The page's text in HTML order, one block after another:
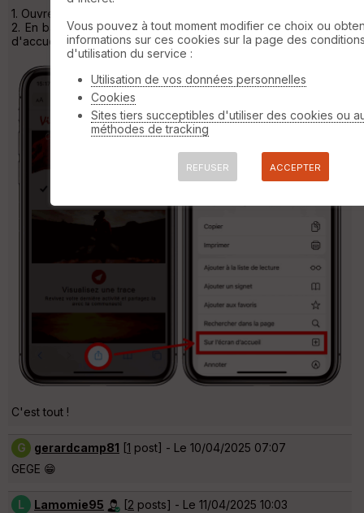
1. Ouvrez SAFARI et appelez l'url https://www.visugpx.com
2. En bas de l'écran, cliquez sur "partager" puis "Sur l'écran
d'accueil"
C'est tout !
G gerardcamp81 [1 post] - Le 10/04/2025 07:07
GEGE 😁
L Lamomie95 [2 posts] - Le 11/04/2025 10:03
Vous pouvez à tout moment modifier ce choix ou
informations sur ces cookies sur la page des
d'utilisation du service :
Utilisation de vos données personnelles
Cookies
Sites tiers succeptibles d'utiliser des cookies ou
méthodes de tracking
REFUSER ACCEPTER